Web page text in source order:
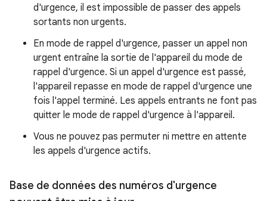
d'urgence, il est impossible de passer des appels
sortants non urgents.
En mode de rappel d'urgence, passer un appel non
urgent entraîne la sortie de l'appareil du mode de
rappel d'urgence. Si un appel d'urgence est passé,
l'appareil repasse en mode de rappel d'urgence une
fois l'appel terminé. Les appels entrants ne font pas
quitter le mode de rappel d'urgence à l'appareil.
Vous ne pouvez pas permuter ni mettre en attente
les appels d'urgence actifs.
Base de données des numéros d'urgence